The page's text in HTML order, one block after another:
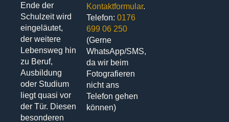
Ende der
Schulzeit wird
eingeläutet,
der weitere
Lebensweg hin
zu Beruf,
Ausbildung
oder Studium
liegt quasi vor
der Tür. Diesen
besonderen
Kontaktformular.
Telefon:0176
699 06 250
(Gerne
WhatsApp/SMS,
da wir beim
Fotografieren
nicht ans
Telefon gehen
können)